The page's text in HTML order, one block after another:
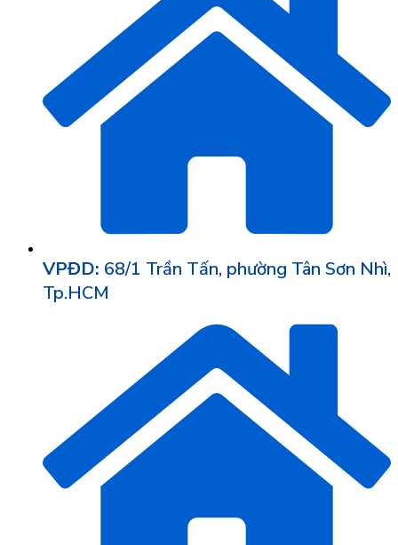
VPĐD: 68/1 Trần Tấn, phường Tân Sơn Nhì,
Tp.HCM